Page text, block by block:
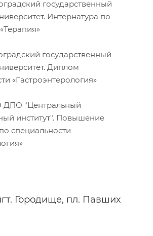
государственный
Интернатура по
государственный
Диплом
«Гастроэнтерология»
"Центральный
институт". Повышение
специальности
Городище, пл. Павших